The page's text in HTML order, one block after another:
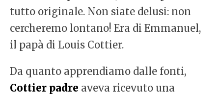
tutto originale. Non siate delusi: non
cercheremo lontano! Era di Emmanuel,
il papà di Louis Cottier.
Da quanto apprendiamo dalle fonti,
Cottier padre aveva ricevuto una